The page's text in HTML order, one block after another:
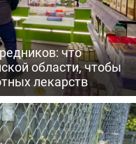
что
области, чтобы
лекарств